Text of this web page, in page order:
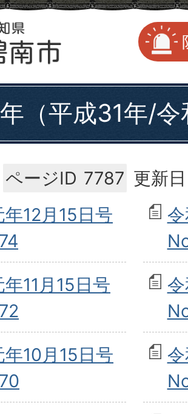
（平成31年/令
ページID 7787 更新
年12月15日号
11月15日号
年10月15日号